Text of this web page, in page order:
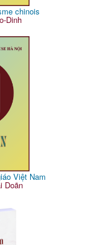
chinois
Dinh
Việt Nam
Doãn